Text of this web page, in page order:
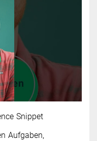
Snippet
Aufgaben,